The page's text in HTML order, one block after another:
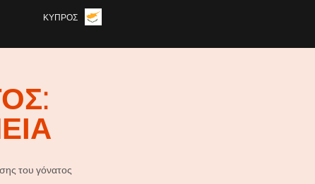
ΚΎΠΡΟΣ
του γόνατος